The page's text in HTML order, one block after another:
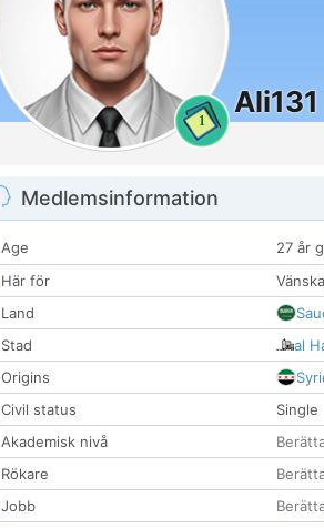
1
Ali131
Medlemsinformation
Age
27 år
Här för
Land
Stad
al
Origins
Civil status
Single
Akademisk nivå
Rökare
Jobb